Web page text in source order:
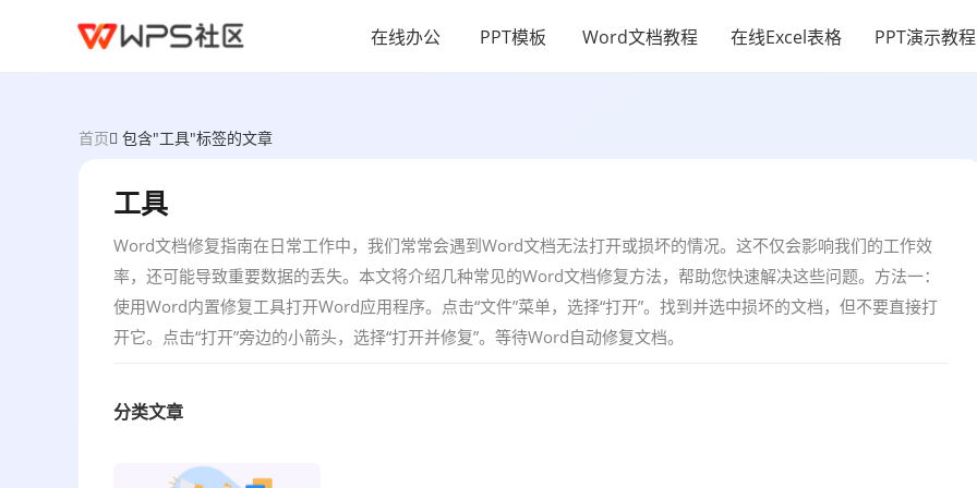
在线办公 PPT模板 Word文档教程 在线Excel表格 PPT演示教程
首页 包含"工具"标签的文章
工具
Word文档修复指南在日常工作中，我们常常会遇到Word文档无法打开或损坏的情况。这不仅会影响我们的工作效
率，还可能导致重要数据的丢失。本文将介绍几种常见的Word文档修复方法，帮助您快速解决这些问题。方法一：
使用Word内置修复工具打开Word应用程序。点击“文件”菜单，选择“打开”。找到并选中损坏的文档，但不要直接打
开它。点击“打开”旁边的小箭头，选择“打开并修复”。等待Word自动修复文档。
分类文章